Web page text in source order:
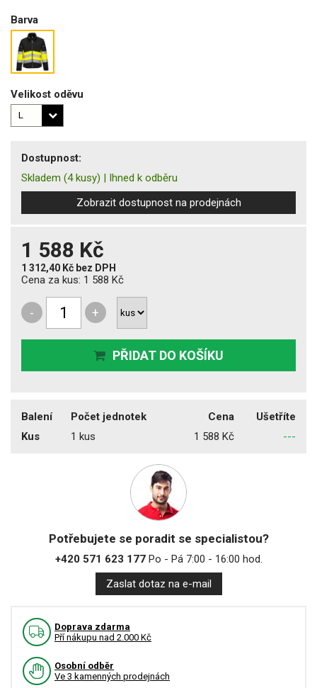
Barva
Velikost oděvu
Dostupnost:
Skladem (4 kusy) | Ihned k odběru
Zobrazit dostupnost na prodejnách
1 588 Kč
1 312,40 Kč bez DPH
Cena za kus: 1 588 Kč
- +
PŘIDAT DO KOŠÍKU
Balení Počet jednotek Cena
Ušetříte
Kus
1 kus 1 588 Kč ---
Potřebujete se poradit se specialistou?
+420 571 623 177Po - Pá 7:00 - 16:00 hod.
Zaslat dotaz na e-mail
Doprava zdarma
Pří nákupu nad 2.000 Kč
Osobní odběr
Ve 3 kamenných prodejnách